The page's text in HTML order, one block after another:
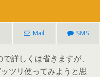
Mail SMS
詳しくは省きますが、
ツリ使ってみようと思